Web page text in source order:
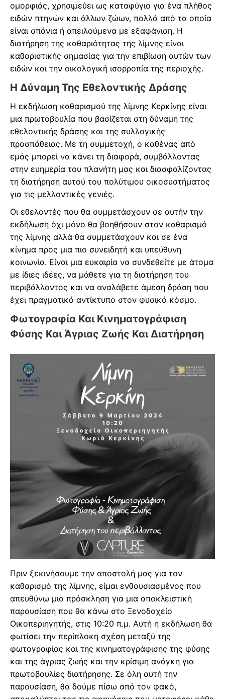
ομορφιάς, χρησιμεύει ως καταφύγιο για ένα πλήθος
ειδών πτηνών και άλλων ζώων, πολλά από τα οποία
είναι σπάνια ή απειλούμενα με εξαφάνιση. Η
διατήρηση της καθαριότητας της λίμνης είναι
καθοριστικής σημασίας για την επιβίωση αυτών των
ειδών και την οικολογική ισορροπία της περιοχής.
Η Δύναμη Της Εθελοντικής Δράσης
Η εκδήλωση καθαρισμού της λίμνης Κερκίνης είναι
μια πρωτοβουλία που βασίζεται στη δύναμη της
εθελοντικής δράσης και της συλλογικής
προσπάθειας. Με τη συμμετοχή, ο καθένας από
εμάς μπορεί να κάνει τη διαφορά, συμβάλλοντας
στην ευημερία του πλανήτη μας και διασφαλίζοντας
τη διατήρηση αυτού του πολύτιμου οικοσυστήματος
για τις μελλοντικές γενιές.
Οι εθελοντές που θα συμμετάσχουν σε αυτήν την
εκδήλωση όχι μόνο θα βοηθήσουν στον καθαρισμό
της λίμνης αλλά θα συμμετάσχουν και σε ένα
κίνημα προς μια πιο συνειδητή και υπεύθυνη
κοινωνία. Είναι μια ευκαιρία να συνδεθείτε με άτομα
με ίδιες ιδέες, να μάθετε για τη διατήρηση του
περιβάλλοντος και να αναλάβετε άμεση δράση που
έχει πραγματικό αντίκτυπο στον φυσικό κόσμο.
Φωτογραφία Και Κινηματογράφιση
Φύσης Και Άγριας Ζωής Και Διατήρηση
Πριν ξεκινήσουμε την αποστολή μας για τον
καθαρισμό της λίμνης, είμαι ενθουσιασμένος που
απευθύνω μια πρόσκληση για μια αποκλειστική
παρουσίαση που θα κάνω στο Ξενοδοχείο
Οικοπεριηγητής, στις 10:20 π.μ. Αυτή η εκδήλωση θα
φωτίσει την περίπλοκη σχέση μεταξύ της
φωτογραφίας και της κινηματογράφισης της φύσης
και της άγριας ζωής και την κρίσιμη ανάγκη για
πρωτοβουλίες διατήρησης. Σε όλη αυτή την
παρουσίαση, θα δούμε πίσω από τον φακό,